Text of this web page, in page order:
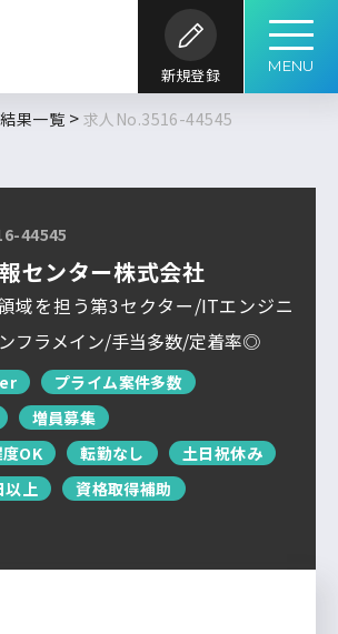
新規登録 MENU
て
求人特集 よくあるご質問
て
へ
索履歴はありません。
職種 開発内容
キーワード
果一覧 求人No.3516-44545
44545
センター株式会社
域を担う第3セクター/ITエンジニ
フラメイン/手当多数/定着率◎
プライム案件多数
増員募集
OK
転勤なし
土日祝休み
以上
資格取得補助